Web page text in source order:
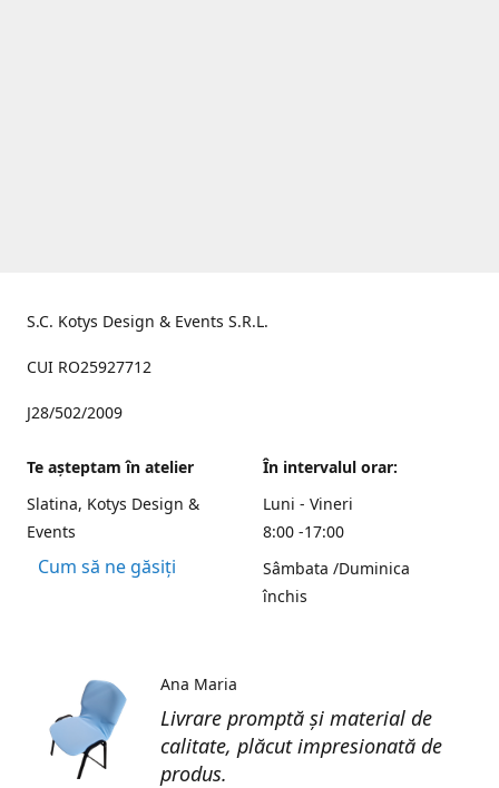
S.C. Kotys Design & Events S.R.L.
CUI RO25927712
J28/502/2009
Te aşteptam în atelier
Slatina, Kotys Design &
Events
Cum să ne găsiți
În intervalul orar:
Luni - Vineri
8:00 -17:00
Sâmbata /Duminica
închis
Livrare promptă și material de
calitate, plăcut impresionată de
produs.
Ana Maria